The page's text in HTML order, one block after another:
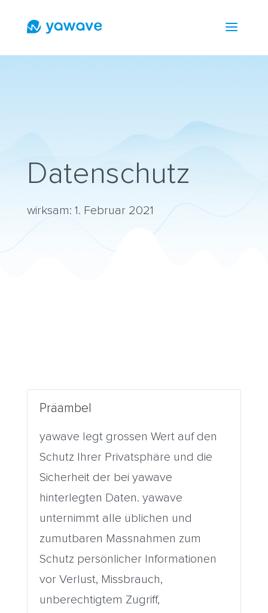
a
Datenschutz
wirksam: 1. Februar 2021
Präambel
yawave legt grossen Wert auf den
Schutz Ihrer Privatsphäre und die
Sicherheit der bei yawave
hinterlegten Daten. yawave
unternimmt alle üblichen und
zumutbaren Massnahmen zum
Schutz persönlicher Informationen
vor Verlust, Missbrauch,
unberechtigtem Zugriff,